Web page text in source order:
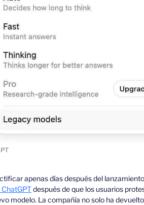
después de que los usuarios
modelo. La compañía no solo ha